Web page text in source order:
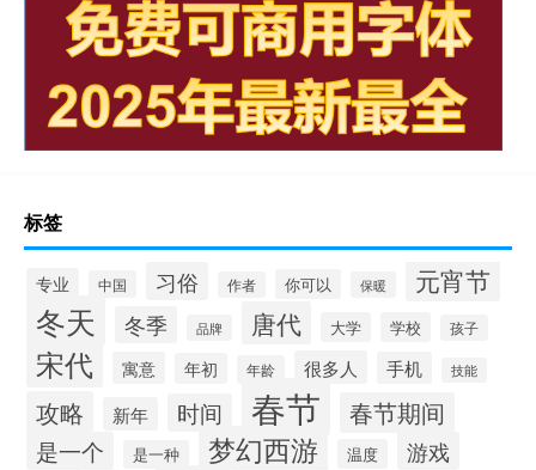
标签
专业 中国 习俗 作者 你可以 保暖 元宵节
冬天 冬季 品牌 唐代 大学 学校 孩子
宋代 寓意 年初 年龄 很多人 手机 技能
攻略 新年 时间 春节 春节期间
是一个 是一种 梦幻西游 温度 游戏